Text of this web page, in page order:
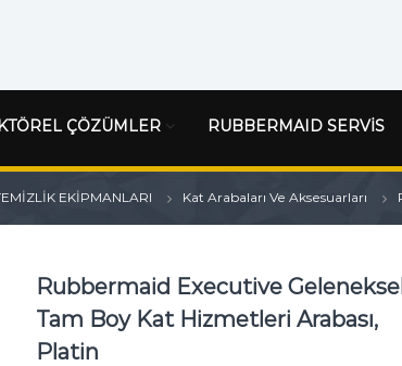
ÇÖZÜMLER RUBBERMAID SERVİS
EKİPMANLARI Kat Arabaları Ve Aksesuarları
Rubbermaid Executive
Tam Boy Kat Hizmetleri Arabası,
Platin